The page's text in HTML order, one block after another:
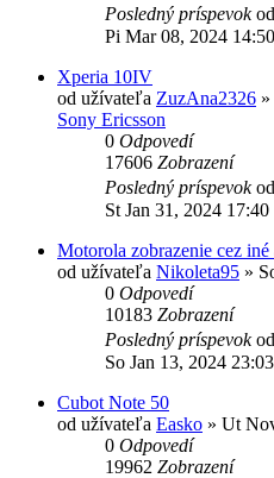
Posledný príspevok
Pi Mar 08, 2024 14:50
Xperia 10IV
od užívateľa ZuzAna2326 »
Sony Ericsson
0 Odpovedí
17606 Zobrazení
Posledný príspevok
St Jan 31, 2024 17:40
Motorola zobrazenie cez
od užívateľa Nikoleta95 »
0 Odpovedí
10183 Zobrazení
Posledný príspevok
So Jan 13, 2024 23:03
Cubot Note 50
od užívateľa Easko » Ut
0 Odpovedí
19962 Zobrazení